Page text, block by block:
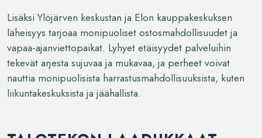
Lisäksi Ylöjärven keskustan ja Elon kauppakeskuksen
läheisyys tarjoaa monipuoliset ostosmahdollisuudet ja
vapaa-ajanviettopaikat. Lyhyet etäisyydet palveluihin
tekevät arjesta sujuvaa ja mukavaa, ja perheet voivat
nauttia monipuolisista harrastusmahdollisuuksista, kuten
liikuntakeskuksista ja jäähallista.